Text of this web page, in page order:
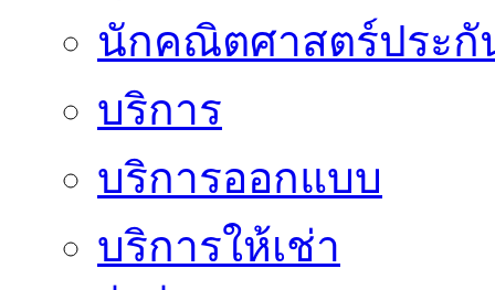
นักคณิตศาสตร์ประกั
บริการ
บริการออกแบบ
บริการให้เช่า